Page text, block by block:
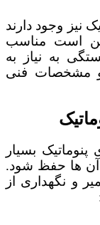
نیز وجود دارند
است مناسب
به نیاز به
و مشخصات فنی
بسیار
آن‌ ها حفظ شود.
و نگهداری از